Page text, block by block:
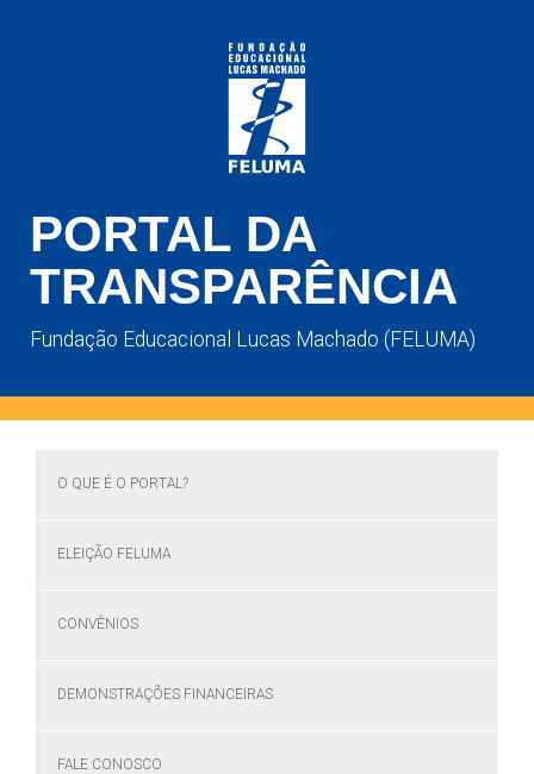
PORTAL DA
TRANSPARÊNCIA
Fundação Educacional Lucas Machado (FELUMA)
O QUE É O PORTAL?
ELEIÇÃO FELUMA
CONVÊNIOS
DEMONSTRAÇÕES FINANCEIRAS
FALE CONOSCO